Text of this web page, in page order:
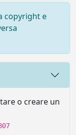
copyright e
o creare un